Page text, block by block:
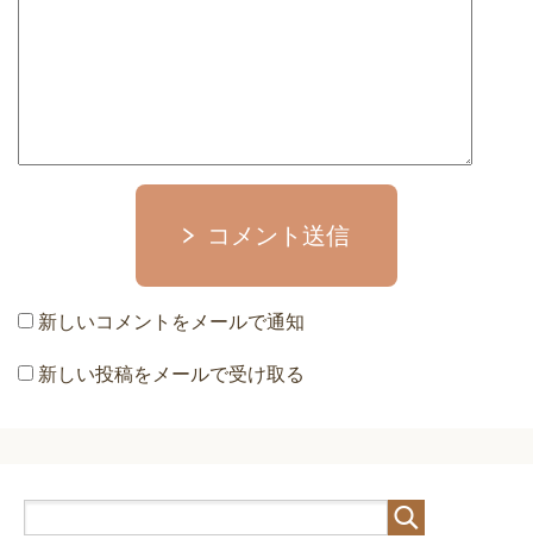
コメント送信
新しいコメントをメールで通知
新しい投稿をメールで受け取る